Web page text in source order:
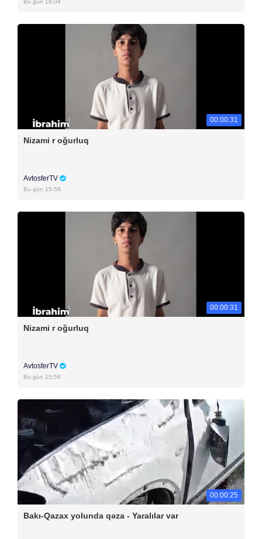
Bu gün 16:04
00:00:31
Nizami r oğurluq
AvtosferTV
Bu gün 15:58
00:00:31
Nizami r oğurluq
AvtosferTV
Bu gün 15:56
00:00:25
Bakı-Qazax yolunda qəza - Yaralılar var